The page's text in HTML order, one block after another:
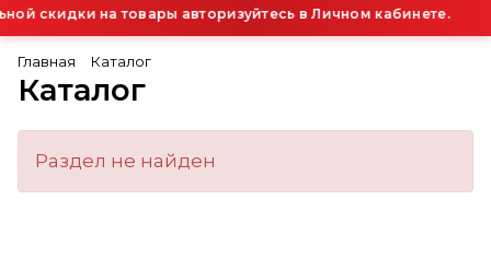
скидки на товары авторизуйтесь в Личном кабинете.
Главная Каталог
Каталог
Раздел не найден